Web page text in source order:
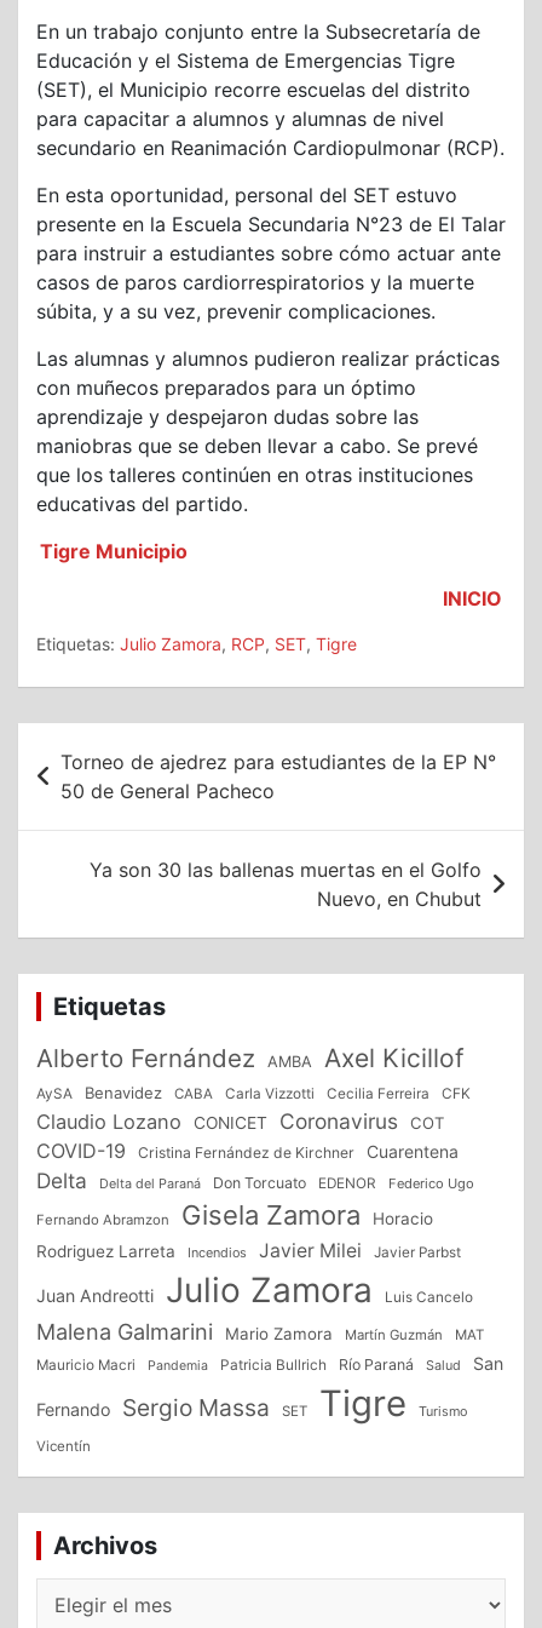
En un trabajo conjunto entre la Subsecretaría de
Educación y el Sistema de Emergencias Tigre
(SET), el Municipio recorre escuelas del distrito
para capacitar a alumnos y alumnas de nivel
secundario en Reanimación Cardiopulmonar (RCP).
En esta oportunidad, personal del SET estuvo
presente en la Escuela Secundaria N°23 de El Talar
para instruir a estudiantes sobre cómo actuar ante
casos de paros cardiorrespiratorios y la muerte
súbita, y a su vez, prevenir complicaciones.
Las alumnas y alumnos pudieron realizar prácticas
con muñecos preparados para un óptimo
aprendizaje y despejaron dudas sobre las
maniobras que se deben llevar a cabo. Se prevé
que los talleres continúen en otras instituciones
educativas del partido.
Tigre Municipio
INICIO
Etiquetas: Julio Zamora, RCP, SET, Tigre
Navegación
de
entradas
Torneo de ajedrez para estudiantes de la EP N°
50 de General Pacheco
Ya son 30 las ballenas muertas en el Golfo
Nuevo, en Chubut
Etiquetas
Alberto Fernández AMBA Axel Kicillof
AySA Benavidez CABA Carla Vizzotti Cecilia Ferreira CFK
Claudio Lozano CONICET Coronavirus COT
COVID-19 Cristina Fernández de Kirchner Cuarentena
Delta Delta del Paraná Don Torcuato EDENOR Federico Ugo
Fernando Abramzon Gisela Zamora
Horacio
Rodriguez Larreta
Incendios Javier Milei Javier Parbst
Juan Andreotti Julio Zamora Luis Cancelo
Malena Galmarini Mario Zamora Martín Guzmán
MAT
Mauricio Macri
Pandemia Patricia Bullrich Río Paraná Salud San
Fernando Sergio Massa SET Tigre Turismo
Vicentín
Archivos